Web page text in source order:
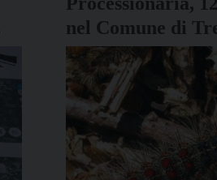
nel Comune di
gennaio e il 10